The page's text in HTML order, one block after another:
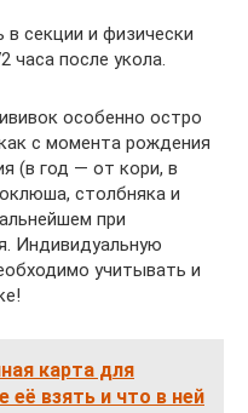
секции и физически
часа после укола.
особенно остро
с момента рождения
(в год — от кори, в
столбняка и
при
Индивидуальную
учитывать и
карта для
взять и что в ней